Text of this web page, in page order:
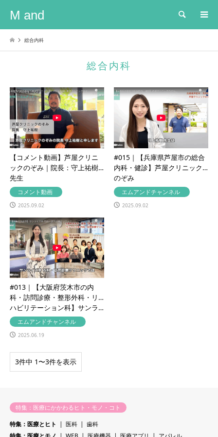
M and 検索
総合内科
総合内科
【コメント動画】芦屋クリニ
ックのぞみ｜院長：守上祐樹
先生
コメント動画
2025.09.02
#015｜【兵庫県芦屋市の総合
内科・健診】芦屋クリニック
のぞみ
エムアンドチャンネル
2025.09.02
#013｜【大阪府茨木市の内
科・訪問診療・整形外科・リ
ハビリテーション科】サンラ…
エムアンドチャンネル
2025.06.19
3件中 1〜3件を表示
特集：医療にかかわるヒト・モノ・コト
特集：医療とヒト
医科
歯科